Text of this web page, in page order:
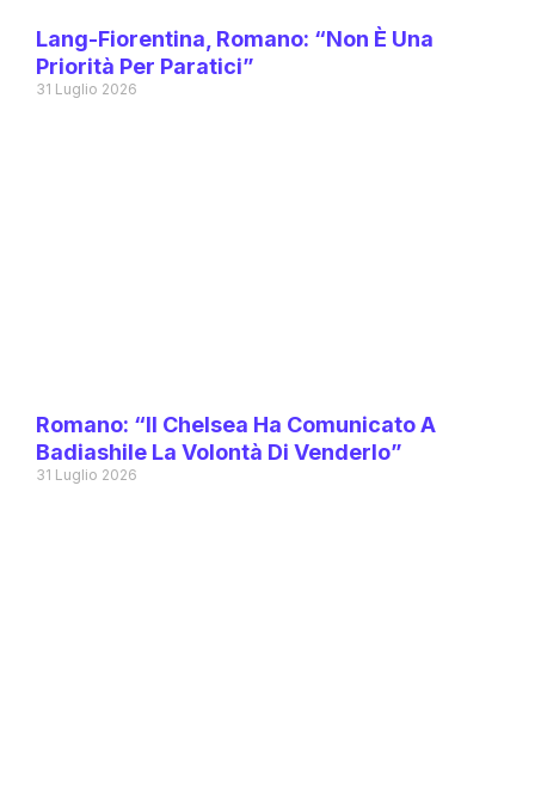
Lang-Fiorentina, Romano: “Non È Una
Priorità Per Paratici”
31 Luglio 2026
Romano: “Il Chelsea Ha Comunicato A
Badiashile La Volontà Di Venderlo”
31 Luglio 2026